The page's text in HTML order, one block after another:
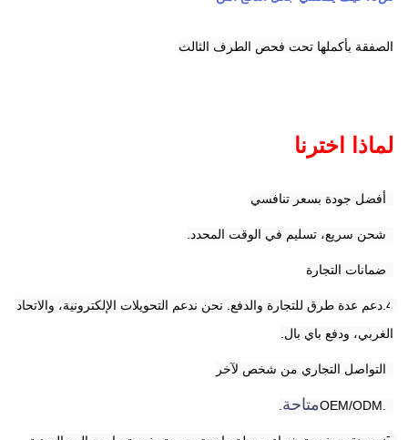
الصفقة بأكملها تحت فحص الطرف الثالث
لماذا اخترنا
4.دعم عدة طرق للتجارة والدفع. نحن ندعم التحويلات الإلكترونية، والاتحاد
الغربي، ودفع باي بال.
متاحة.